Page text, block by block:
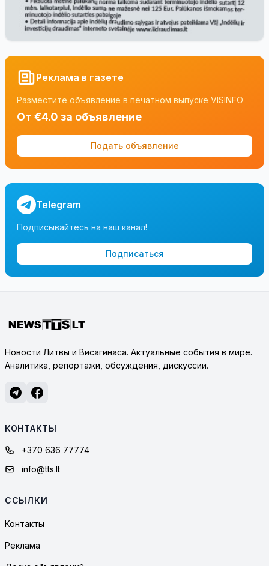
Реклама в газете
Разместите объявление в печатном выпуске VISINFO
От €4.0 за объявление
Подать объявление
Telegram
Подписывайтесь на наш канал!
Подписаться
Новости Литвы и Висагинаса. Актуальные события в мире.
Аналитика, репортажи, обсуждения, дискуссии.
КОНТАКТЫ
+370 636 77774
info@tts.lt
ССЫЛКИ
Контакты
Реклама